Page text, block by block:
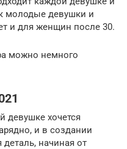
молодые девушки и
и для женщин после 30.
можно немного
девушке хочется
и в создании
начиная от